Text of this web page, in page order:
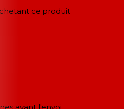
ce produit
avant l'envoi